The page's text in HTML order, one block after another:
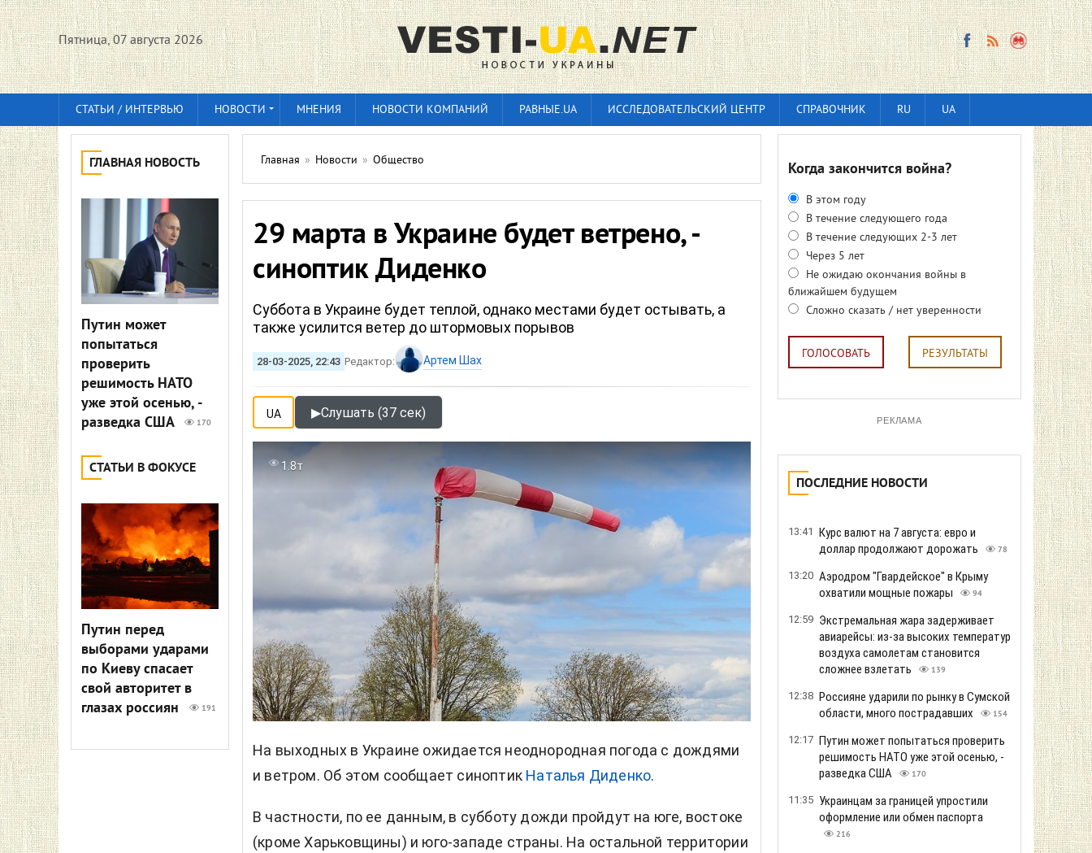
Пятница, 07 августа 2026
СТАТЬИ / ИНТЕРВЬЮ НОВОСТИ МНЕНИЯ НОВОСТИ КОМПАНИЙ РАВНЫЕ.UA ИССЛЕДОВАТЕЛЬСКИЙ ЦЕНТР СПРАВОЧНИК RU UA
ГЛАВНАЯ НОВОСТЬ
Путин может
попытаться
проверить
решимость НАТО
уже этой осенью, -
разведка США
170
СТАТЬИ В ФОКУСЕ
Путин перед
выборами ударами
по Киеву спасает
свой авторитет в
глазах россиян
191
Главная » Новости » Общество
29 марта в Украине будет ветрено, -
синоптик Диденко
Суббота в Украине будет теплой, однако местами будет остывать, а
также усилится ветер до штормовых порывов
28-03-2025, 22:43 Редактор: Артем Шах
UA ▶Слушать (37 сек)
1.8т
На выходных в Украине ожидается неоднородная погода с дождями
и ветром. Об этом сообщает синоптик Наталья Диденко.
В частности, по ее данным, в субботу дожди пройдут на юге, востоке
(кроме Харьковщины) и юго-западе страны. На остальной территории
Когда закончится война?
В этом году
В течение следующего года
В течение следующих 2-3 лет
Через 5 лет
Не ожидаю окончания войны в
ближайшем будущем
Сложно сказать / нет уверенности
ГОЛОСОВАТЬ РЕЗУЛЬТАТЫ
РЕКЛАМА
ПОСЛЕДНИЕ НОВОСТИ
13:41 Курс валют на 7 августа: евро и
доллар продолжают дорожать
78
13:20 Аэродром "Гвардейское" в Крыму
охватили мощные пожары
94
12:59 Экстремальная жара задерживает
авиарейсы: из-за высоких температур
воздуха самолетам становится
сложнее взлетать
139
12:38 Россияне ударили по рынку в Сумской
области, много пострадавших
154
12:17 Путин может попытаться проверить
решимость НАТО уже этой осенью, -
разведка США
170
11:35 Украинцам за границей упростили
оформление или обмен паспорта
216